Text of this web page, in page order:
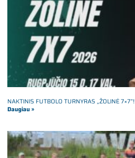
NAKTINIS FUTBOLO TURNYRAS „ŽOLINĖ 7×7”!
Daugiau »